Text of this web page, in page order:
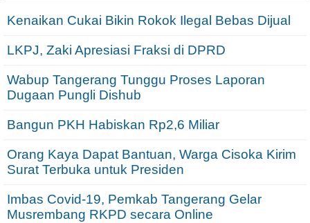
Kenaikan Cukai Bikin Rokok Ilegal Bebas Dijual
LKPJ, Zaki Apresiasi Fraksi di DPRD
Wabup Tangerang Tunggu Proses Laporan
Dugaan Pungli Dishub
Bangun PKH Habiskan Rp2,6 Miliar
Orang Kaya Dapat Bantuan, Warga Cisoka Kirim
Surat Terbuka untuk Presiden
Imbas Covid-19, Pemkab Tangerang Gelar
Musrembang RKPD secara Online